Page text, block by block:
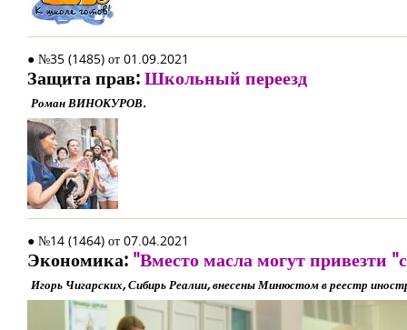
● №35 (1485) от 01.09.2021
Защита прав:Школьный переезд
Роман ВИНОКУРОВ.
● №14 (1464) от 07.04.2021
Экономика: "Вместо масла могут привезти
Игорь Чигарских, Сибирь Реалии, внесены Минюстом в реестр